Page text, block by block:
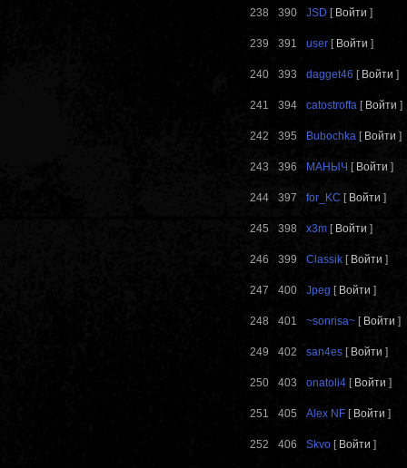
238 390 JSD [ Войти ]
239 391 user [ Войти ]
240 393 dagget46 [ Войти ]
241 394 catostroffa [ Войти ]
242 395 Bubochka [ Войти ]
243 396 МАНЫЧ [ Войти ]
244 397 for_KC [ Войти ]
245 398 x3m [ Войти ]
246 399 Classik [ Войти ]
247 400 Jpeg [ Войти ]
248 401 ~sonrisa~ [ Войти ]
249 402 san4es [ Войти ]
250 403 onatoli4 [ Войти ]
251 405 Alex NF [ Войти ]
252 406 Skvo [ Войти ]